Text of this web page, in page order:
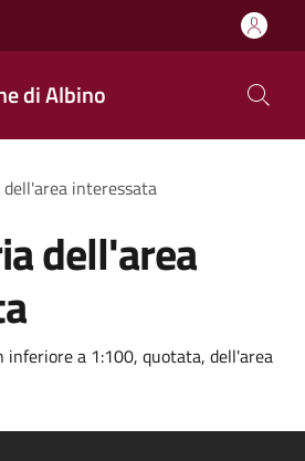
di Albino
interessata
dell'area
inferiore a 1:100, quotata, dell'area